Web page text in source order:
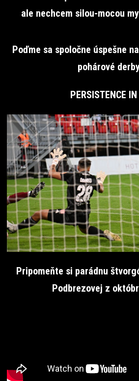
ale nechcem silou-mocou
Poďme sa spoločne úspešne
pohárové
PERSISTENCE
Pripomeňte si parádnu
Podbrezovej z